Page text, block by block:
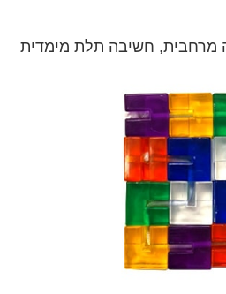
מרחבית, חשיבה תלת מימדית